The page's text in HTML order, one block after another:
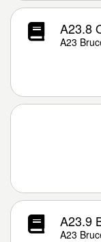
A23.8
A23
A23.9
A23